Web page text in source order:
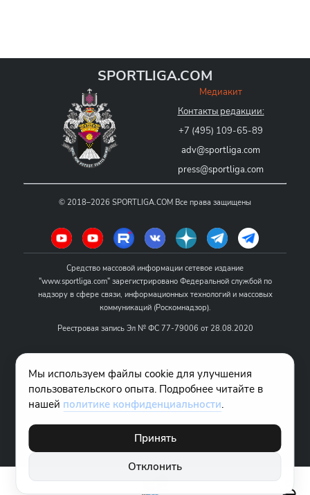
SPORTLIGA.COM
Медиакит
Контакты редакции:
+7 (495) 109-65-89
adv@sportliga.com
press@sportliga.com
© 2018–2026 SPORTLIGA.COM Все права защищены
Средство массовой информации сетевое издание
"www.sportliga.com" зарегистрировано Федеральной службой по
надзору в сфере связи, информационных технологий и массовых
коммуникаций (Роскомнадзор).
Реестровая запись Эл № ФС 77-79006 от 28.08.2020
Название - www.sportliga.com
Учредитель СМИ сетевого издания "www.sportliga.com": ИП Чамин
О.Н.
Главный редактор СМИ сетевого издания "www.sportliga.com":
Хаимов Д.И.
18+
Мы используем файлы cookie для улучшения
пользовательского опыта. Подробнее читайте в
нашей политике конфиденциальности.
Принять
Отклонить